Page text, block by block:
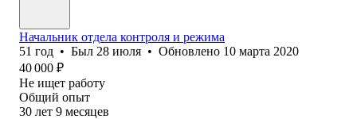
Начальник отдела контроля и режима
51 год • Был 28 июля • Обновлено 10 марта 2020
40 000 ₽
Не ищет работу
Общий опыт
30 лет 9 месяцев